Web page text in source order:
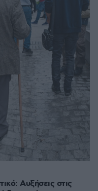
Αυξήσεις στις